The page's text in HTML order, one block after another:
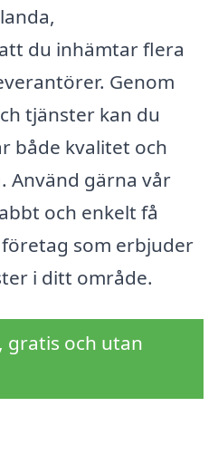
du inhämtar flera
Genom
tjänster kan du
både kvalitet och
Använd gärna vår
och enkelt få
som erbjuder
i ditt område.
gratis och utan